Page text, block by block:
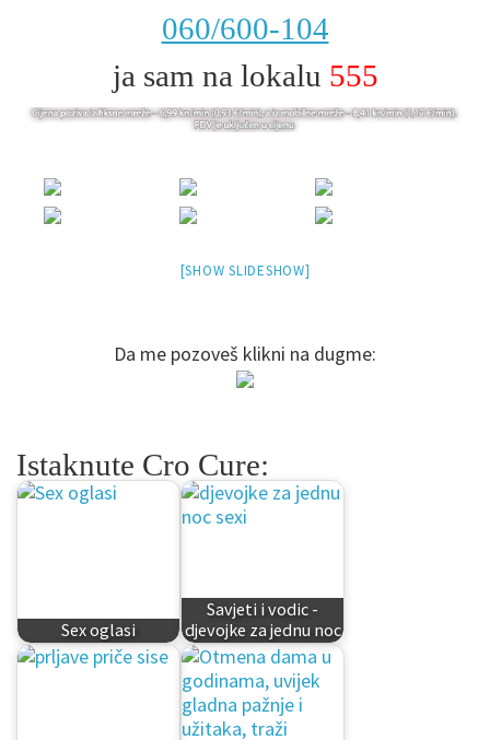
060/600-104
ja sam na lokalu 555
[SHOW SLIDESHOW]
Da me pozoveš klikni na dugme:
Istaknute Cro Cure:
Sex oglasi
Savjeti i vodic -
djevojke za jednu noc